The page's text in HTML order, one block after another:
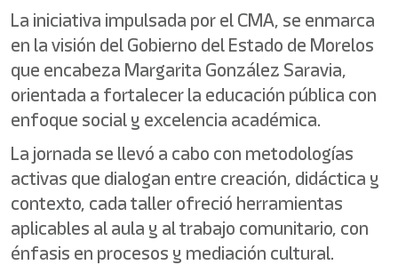
La iniciativa impulsada por el CMA, se enmarca
en la visión del Gobierno del Estado de Morelos
que encabeza Margarita González Saravia,
orientada a fortalecer la educación pública con
enfoque social y excelencia académica.
La jornada se llevó a cabo con metodologías
activas que dialogan entre creación, didáctica y
contexto, cada taller ofreció herramientas
aplicables al aula y al trabajo comunitario, con
énfasis en procesos y mediación cultural.